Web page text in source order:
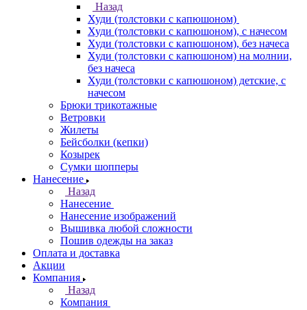
Назад
Худи (толстовки с капюшоном)
Худи (толстовки c капюшоном), с начесом
Худи (толстовки c капюшоном), без начеса
Худи (толстовки с капюшоном) на молнии,
без начеса
Худи (толстовки c капюшоном) детские, с
начесом
Брюки трикотажные
Ветровки
Жилеты
Бейсболки (кепки)
Козырек
Сумки шопперы
Нанесение
Назад
Нанесение
Нанесение изображений
Вышивка любой сложности
Пошив одежды на заказ
Оплата и доставка
Акции
Компания
Назад
Компания